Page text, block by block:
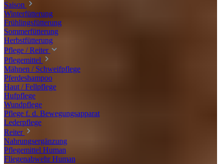
Saison
Winterfütterung
Frühlingsfütterung
Sommerfütterung
Herbstfütterung
Pflege / Reiter
Pflegemittel
Mähnen / Schweifpflege
Pferdeshampoo
Haut / Fellpflege
Hufpflege
Wundpflege
Pflege f. d. Bewegungsapparat
Lederpflege
Reiter
Nahrungsergänzung
Pflegemittel Human
Fliegenabwehr Human